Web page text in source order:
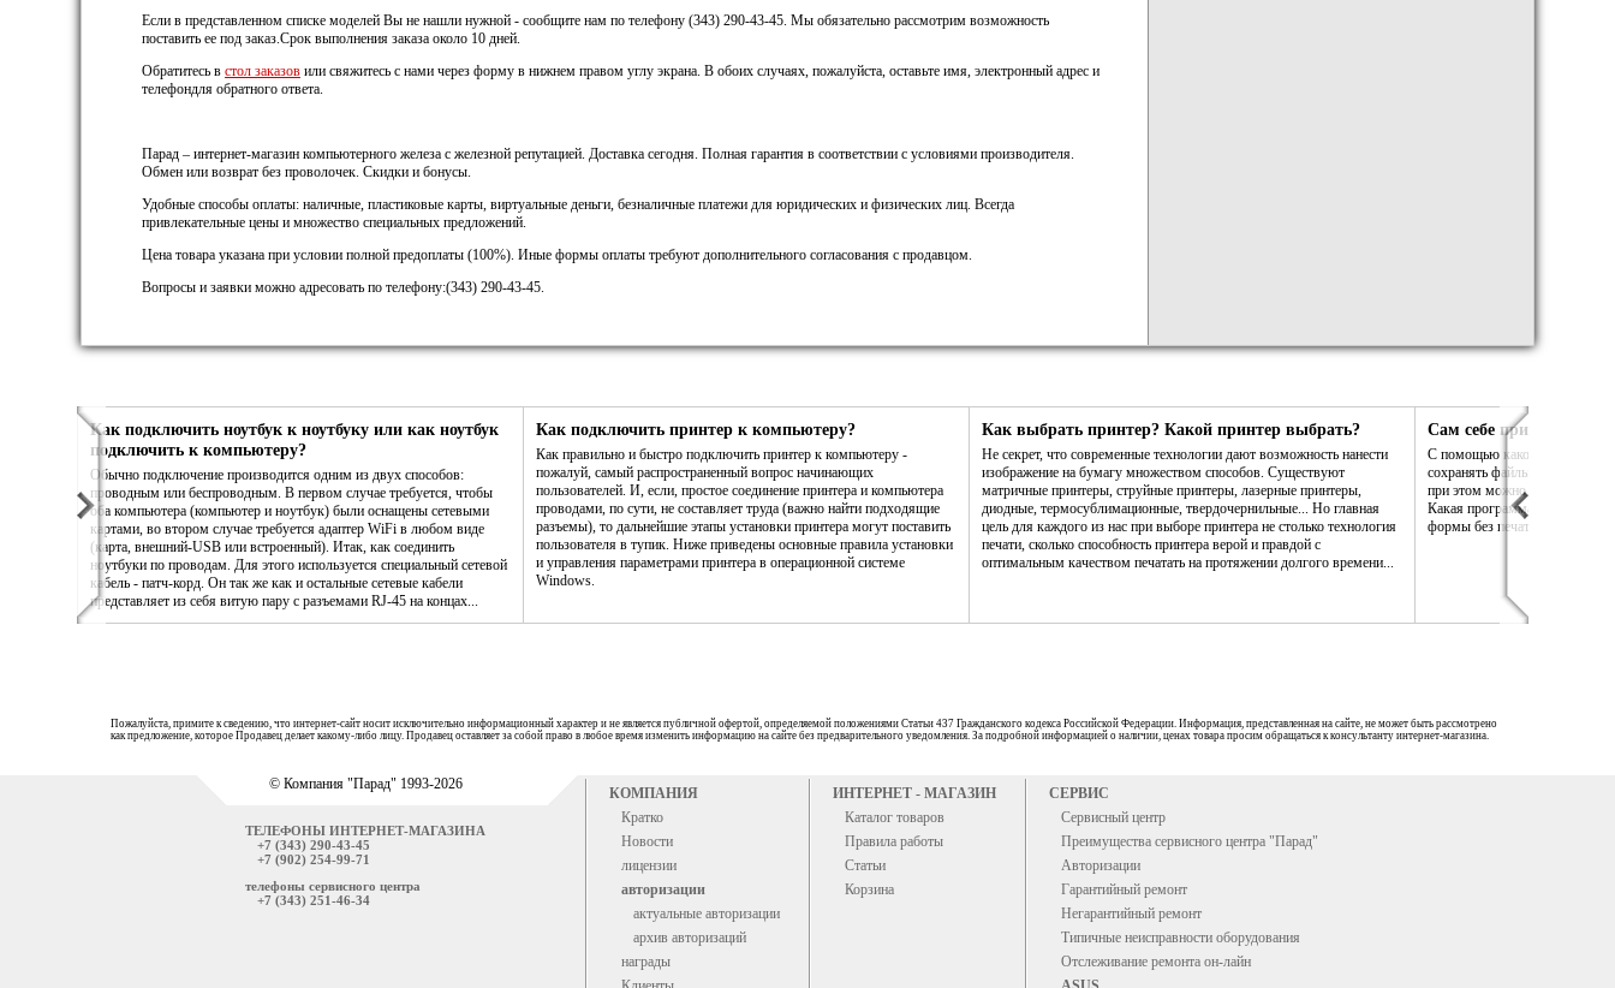
Если в представленном списке моделей Вы не нашли нужной - сообщите нам по телефону (343) 290-43-45. Мы обязательно рассмотрим возможность
поставить ее под заказ.Срок выполнения заказа около 10 дней.
Обратитесь в стол заказов или свяжитесь с нами через форму в нижнем правом углу экрана. В обоих случаях, пожалуйста, оставьте имя, электронный адрес и
телефондля обратного ответа.
Парад – интернет-магазин компьютерного железа с железной репутацией. Доставка сегодня. Полная гарантия в соответствии с условиями производителя.
Обмен или возврат без проволочек. Скидки и бонусы.
Удобные способы оплаты: наличные, пластиковые карты, виртуальные деньги, безналичные платежи для юридических и физических лиц. Всегда
привлекательные цены и множество специальных предложений.
Цена товара указана при условии полной предоплаты (100%). Иные формы оплаты требуют дополнительного согласования с продавцом.
Вопросы и заявки можно адресовать по телефону:(343) 290-43-45.
Как подключить ноутбук к ноутбуку или как ноутбук
подключить к компьютеру?
Обычно подключение производится одним из двух способов:
проводным или беспроводным. В первом случае требуется, чтобы
оба компьютера (компьютер и ноутбук) были оснащены сетевыми
картами, во втором случае требуется адаптер WiFi в любом виде
(карта, внешний-USB или встроенный). Итак, как соединить
ноутбуки по проводам. Для этого используется специальный сетевой
кабель - патч-корд. Он так же как и остальные сетевые кабели
представляет из себя витую пару с разъемами RJ-45 на концах...
Как подключить принтер к компьютеру?
Как правильно и быстро подключить принтер к компьютеру -
пожалуй, самый распространенный вопрос начинающих
пользователей. И, если, простое соединение принтера и компьютера
проводами, по сути, не составляет труда (важно найти подходящие
разъемы), то дальнейшие этапы установки принтера могут поставить
пользователя в тупик. Ниже приведены основные правила установки
и управления параметрами принтера в операционной системе
Windows.
Как выбрать принтер? Какой принтер выбрать?
Не секрет, что современные технологии дают возможность нанести
изображение на бумагу множеством способов. Существуют
матричные принтеры, струйные принтеры, лазерные принтеры,
диодные, термосублимационные, твердочернильные... Но главная
цель для каждого из нас при выборе принтера не столько технология
печати, сколько способность принтера верой и правдой с
оптимальным качеством печатать на протяжении долгого времени...
Сам себе принтер. Сам
С помощью какой программы
сохранять файлы PDF так,
при этом можно было бы
Какая программа даст
формы без печати на бумаге?
Пожалуйста, примите к сведению, что интернет-сайт носит исключительно информационный характер и не является публичной офертой, определяемой положениями Статьи 437 Гражданского кодекса Российской Федерации. Информация, представленная на сайте, не может быть рассмотрено
как предложение, которое Продавец делает какому-либо лицу. Продавец оставляет за собой право в любое время изменить информацию на сайте без предварительного уведомления. За подробной информацией о наличии, ценах товара просим обращаться к консультанту интернет-магазина.
© Компания "Парад" 1993-2026
ТЕЛЕФОНЫ ИНТЕРНЕТ-МАГАЗИНА
+7 (343) 290-43-45
+7 (902) 254-99-71
телефоны сервисного центра
+7 (343) 251-46-34
КОМПАНИЯ
Кратко
Новости
лицензии
авторизации
актуальные авторизации
архив авторизаций
награды
ИНТЕРНЕТ - МАГАЗИН
Каталог товаров
Правила работы
Статьи
Корзина
СЕРВИС
Сервисный центр
Преимущества сервисного центра "Парад"
Авторизации
Гарантийный ремонт
Негарантийный ремонт
Типичные неисправности оборудования
Отслеживание ремонта он-лайн